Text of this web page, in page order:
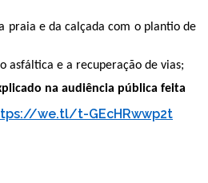
praia e da calçada com o plantio de
asfáltica e a recuperação de vias;
na audiência pública feita
we.tl/t-GEcHRwwp2t